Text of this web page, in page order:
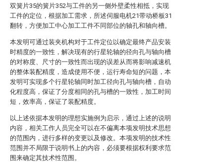
双簧片35的簧片352与工件的另一侧外壁柔性相抵，实现
工件的定位，根据加工需求，所述伺服电机21带动桥板31
翻转，方便加工中心加工工件不同部位的轴孔和轴向槽。
本发明可通过装夹机构对于工件定位以确定最终产品安装
时精度的一致性，解决现有的行星轮轴的径向孔与轴向槽
的对称度、尺寸的一致性而出现的误差从而将影响减速机
的整体装配精度，造成使用不便，运行寿命短的问题，本
发明可实现多个行星轮轴同时加工径向孔与轴向槽，自动
化程度高，保证了分度相同的孔与槽的一致性，加工时间
短，效率高，保证了装配精度。
以上述依据本发明的理想实施例为启示，通过上述的说明
内容，相关工作人员完全可以在不偏离本项发明技术思想
的范围内，进行多样的变更以及修改。本项发明的技术性
范围并不局限于说明书上的内容，必须要根据权利要求范
围来确定其技术性范围。